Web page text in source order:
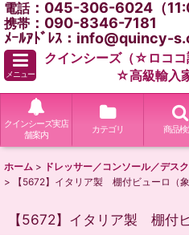
電話：045-306-6024（
携帯 ：090-8346-7181
ﾒｰﾙｱﾄﾞﾚｽ：info@quincy-
メニュー
クインシーズ（☆ロコ
☆高級輸入
クインシーズ実店
舗案内
カテゴリ 商品
ホーム > ドレッサー／コンソール／デスク
>
【5672】イタリア製 棚付ビューロ（象
【5672】イタリア製 棚付